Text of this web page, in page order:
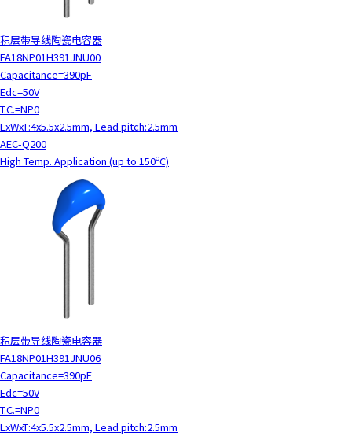
积层带导线陶瓷电容器
FA18NP01H391JNU00
Capacitance=390pF
Edc=50V
T.C.=NP0
LxWxT:4x5.5x2.5mm, Lead pitch:2.5mm
AEC-Q200
High Temp. Application (up to 150ºC)
积层带导线陶瓷电容器
FA18NP01H391JNU06
Capacitance=390pF
Edc=50V
T.C.=NP0
LxWxT:4x5.5x2.5mm, Lead pitch:2.5mm